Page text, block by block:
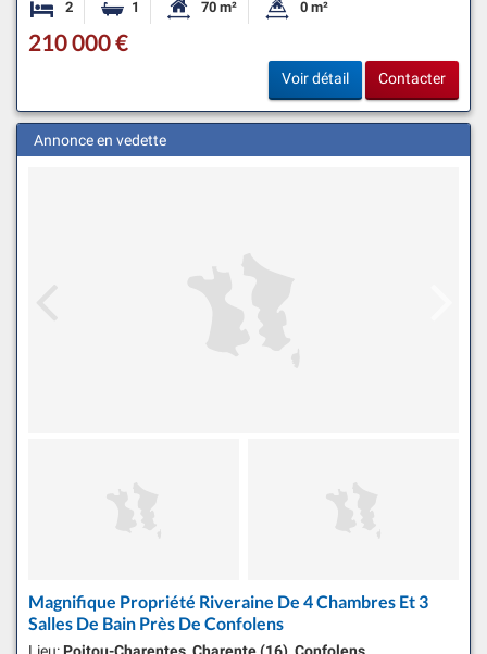
2 Chambres1 Salle de bainSurface habitable:
70 m² Superficie du terrain:
0 m²
210 000 €
Voir détail Contacter
Annonce en vedette
Magnifique Propriété Riveraine De 4 Chambres Et 3
Salles De Bain Près De Confolens
Lieu: Poitou-Charentes, Charente (16), Confolens